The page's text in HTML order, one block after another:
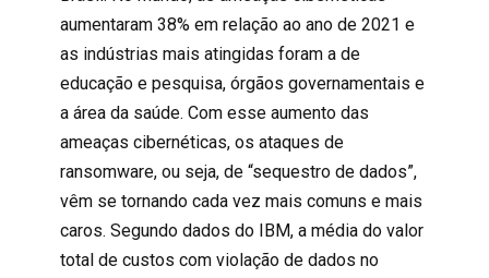
aumentaram 38% em relação ao ano de 2021 e
as indústrias mais atingidas foram a de
educação e pesquisa, órgãos governamentais e
a área da saúde. Com esse aumento das
ameaças cibernéticas, os ataques de
ransomware, ou seja, de “sequestro de dados”,
vêm se tornando cada vez mais comuns e mais
caros. Segundo dados do IBM, a média do valor
total de custos com violação de dados no